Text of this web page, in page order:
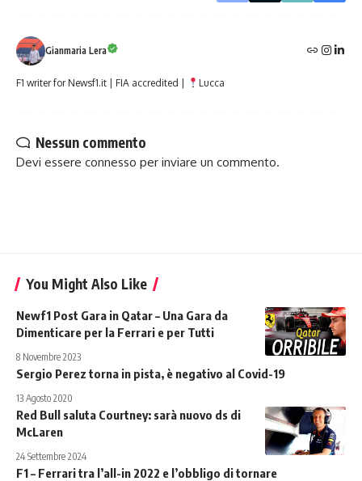
Gianmaria Lera
F1 writer for Newsf1.it | FIA accredited | Lucca
Nessun commento
Devi essere connesso per inviare un commento.
You Might Also Like
Newf1 Post Gara in Qatar – Una Gara da
Dimenticare per la Ferrari e per Tutti
8 Novembre 2023
Sergio Perez torna in pista, è negativo al Covid-19
13 Agosto 2020
Red Bull saluta Courtney: sarà nuovo ds di
McLaren
24 Settembre 2024
F1 – Ferrari tra l’all-in 2022 e l’obbligo di tornare